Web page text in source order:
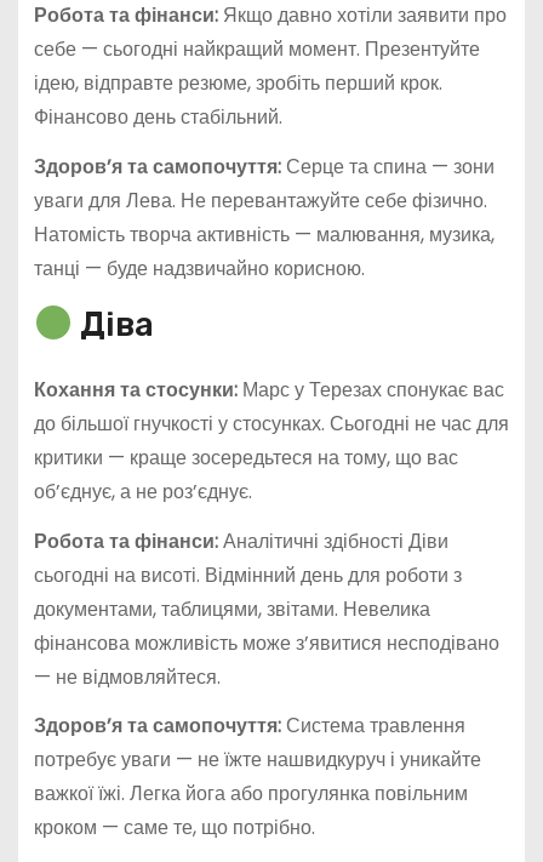
Робота та фінанси:Якщо давно хотіли заявити про
себе — сьогодні найкращий момент. Презентуйте
ідею, відправте резюме, зробіть перший крок.
Фінансово день стабільний.
Здоров’я та самопочуття:Серце та спина — зони
уваги для Лева. Не перевантажуйте себе фізично.
Натомість творча активність — малювання, музика,
танці — буде надзвичайно корисною.
Діва
Кохання та стосунки:Марс у Терезах спонукає вас
до більшої гнучкості у стосунках. Сьогодні не час для
критики — краще зосередьтеся на тому, що вас
об’єднує, а не роз’єднує.
Робота та фінанси:Аналітичні здібності Діви
сьогодні на висоті. Відмінний день для роботи з
документами, таблицями, звітами. Невелика
фінансова можливість може з’явитися несподівано
— не відмовляйтеся.
Здоров’я та самопочуття:Система травлення
потребує уваги — не їжте нашвидкуруч і уникайте
важкої їжі. Легка йога або прогулянка повільним
кроком — саме те, що потрібно.